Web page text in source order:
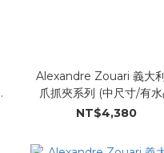
Alexandre Zouari 義大
爪抓夾系列 (中尺寸/有水
#20014_HH)
NT$4,380